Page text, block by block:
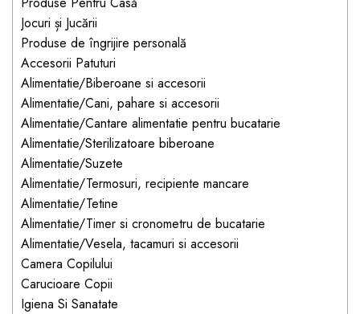
Produse de protecție
mobilier industrial
Bandă avertizare
Cărucioare copii
Accesorii Cărucioare
Set protecții copii
Scaune auto copii
Siguranță auto copii
Tapet protector perete
camera copiilor
Incălzitoare biberoane
copii
Termosuri, recipiente
mâncare pentru copii
Suzete bebe
Jocuri de familie sau grup
Masinute, avioane,
motociclete
Jocuri de pictura si desen
Jucarii muzicale
Jucării educative copii
Biciclete și Triciclete
Jocuri și Jucării
Produse de îngrijire personală
Accesorii Patuturi
Alimentatie/Biberoane si accesorii
Alimentatie/Cani, pahare si accesorii
Alimentatie/Cantare alimentatie pentru bucatarie
Alimentatie/Sterilizatoare biberoane
Alimentatie/Suzete
Alimentatie/Termosuri, recipiente mancare
Alimentatie/Tetine
Alimentatie/Timer si cronometru de bucatarie
Alimentatie/Vesela, tacamuri si accesorii
Camera Copilului
Carucioare Copii
Igiena Si Sanatate